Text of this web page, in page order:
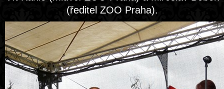
(ředitel ZOO Praha).